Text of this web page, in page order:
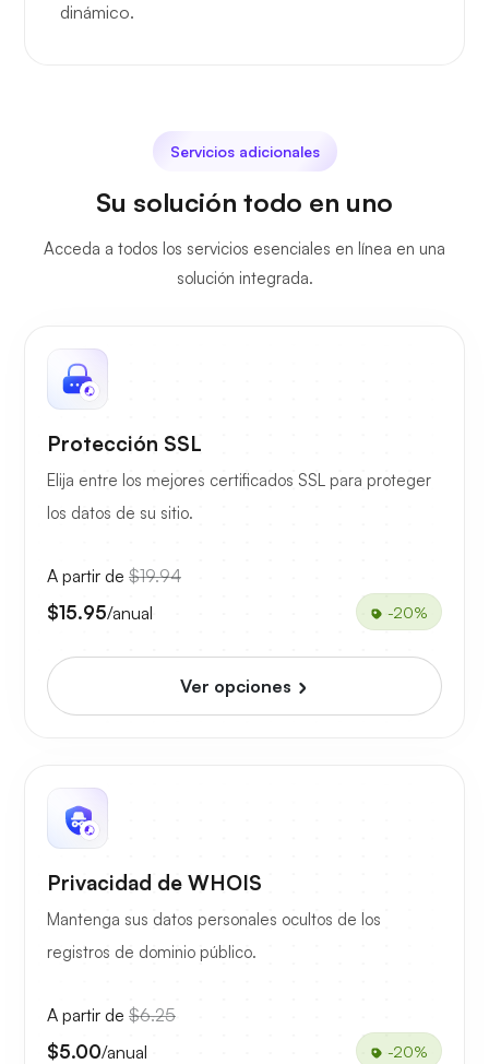
dinámico.
Servicios adicionales
Su solución todo en uno
Acceda a todos los servicios esenciales en línea en una
solución integrada.
Protección SSL
Elija entre los mejores certificados SSL para proteger
los datos de su sitio.
A partir de $19.94
$15.95/anual -20%
Ver opciones
Privacidad de WHOIS
Mantenga sus datos personales ocultos de los
registros de dominio público.
A partir de $6.25
$5.00/anual -20%